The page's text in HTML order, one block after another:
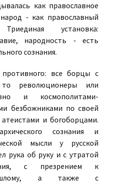
как православное
- как православный
установка:
народность - есть
сознания.
все борцы с
революционеры или
и космополитами-
безбожниками по своей
и богоборцами.
сознания и
мысли у русской
рука об руку и с утратой
с презрением к
а также с